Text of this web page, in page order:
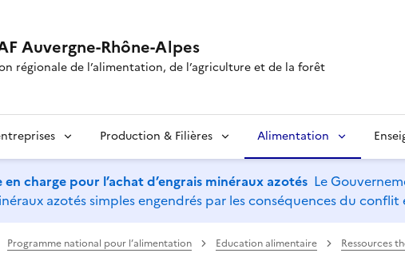
Auvergne-Rhône-Alpes
régionale de l’alimentation, de l’agriculture et de la forêt
Production & Filières Alimentation
charge pour l’achat d’engrais minéraux azotés Le
azotés simples engendrés par les conséquences du
Programme national pour l’alimentation Education alimentaire Ressources